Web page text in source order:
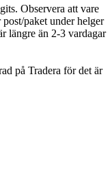
Observera att vare
paket under helger
längre än 2-3 vardagar
på Tradera för det är